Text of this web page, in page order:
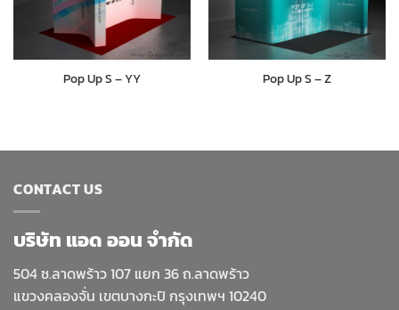
Pop Up S – YY Pop Up S – Z
CONTACT US
บริษัท แอด ออน จำกัด
504 ซ.ลาดพร้าว 107 แยก 36 ถ.ลาดพร้าว
แขวงคลองจั่น เขตบางกะปิ กรุงเทพฯ 10240